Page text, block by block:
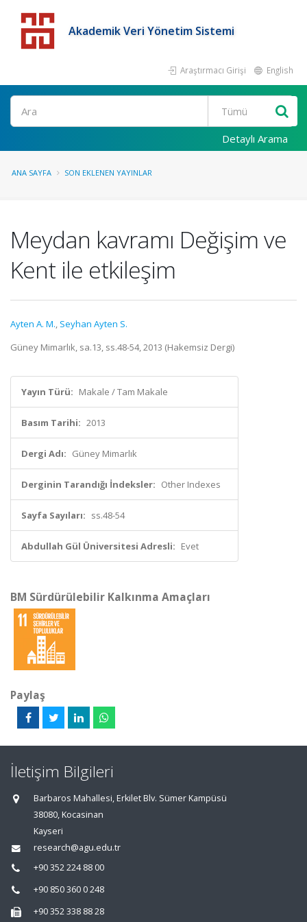
Akademik Veri Yönetim Sistemi
Araştırmacı Girişi English
Detaylı Arama
ANA SAYFA SON EKLENEN YAYINLAR
Meydan kavramı Değişim ve
Kent ile etkileşim
Ayten A. M., Seyhan Ayten S.
Güney Mimarlık, sa.13, ss.48-54, 2013 (Hakemsiz Dergi)
Yayın Türü: Makale / Tam Makale
Basım Tarihi: 2013
Dergi Adı: Güney Mimarlık
Derginin Tarandığı İndeksler: Other Indexes
Sayfa Sayıları: ss.48-54
Abdullah Gül Üniversitesi Adresli: Evet
BM Sürdürülebilir Kalkınma Amaçları
Paylaş
İletişim Bilgileri
Barbaros Mahallesi, Erkilet Blv. Sümer Kampüsü
38080, Kocasinan
Kayseri
research@agu.edu.tr
+90 352 224 88 00
+90 850 360 0 248
+90 352 338 88 28